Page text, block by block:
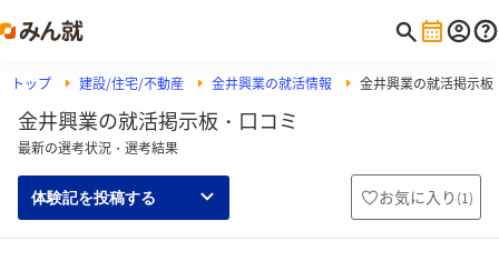
トップ 建設/住宅/不動産 金井興業の就活情報 金井興業の就活掲示板
金井興業の就活掲示板・口コミ
最新の選考状況・選考結果
体験記を投稿する お気に入り (1)